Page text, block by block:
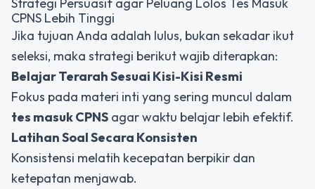
CPNS Lebih Tinggi
Jika tujuan Anda adalah lulus, bukan sekadar ikut
seleksi, maka strategi berikut wajib diterapkan:
Belajar Terarah Sesuai Kisi-Kisi Resmi
Fokus pada materi inti yang sering muncul dalam
tes masuk CPNS agar waktu belajar lebih efektif.
Latihan Soal Secara Konsisten
Konsistensi melatih kecepatan berpikir dan
ketepatan menjawab.